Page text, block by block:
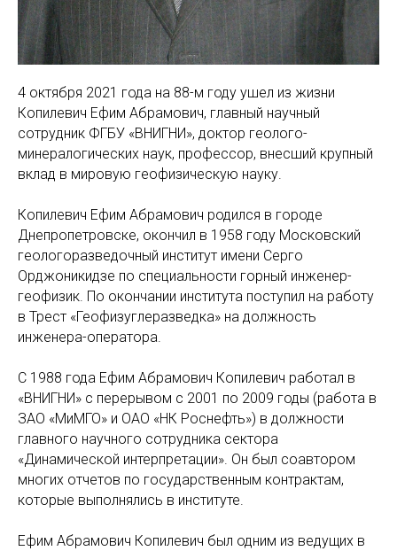
4 октября 2021 года на 88-м году ушел из жизни
Копилевич Ефим Абрамович, главный научный
сотрудник ФГБУ «ВНИГНИ», доктор геолого-
минералогических наук, профессор, внесший крупный
вклад в мировую геофизическую науку.
Копилевич Ефим Абрамович родился в городе
Днепропетровске, окончил в 1958 году Московский
геологоразведочный институт имени Серго
Орджоникидзе по специальности горный инженер-
геофизик. По окончании института поступил на работу
в Трест «Геофизуглеразведка» на должность
инженера-оператора.
С 1988 года Ефим Абрамович Копилевич работал в
«ВНИГНИ» с перерывом с 2001 по 2009 годы (работа в
ЗАО «МиМГО» и ОАО «НК Роснефть») в должности
главного научного сотрудника сектора
«Динамической интерпретации». Он был соавтором
многих отчетов по государственным контрактам,
которые выполнялись в институте.
Ефим Абрамович Копилевич был одним из ведущих в